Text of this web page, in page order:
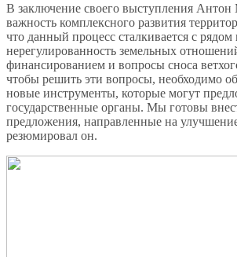
В заключение своего выступления Антон
важность комплексного развития
что данный процесс сталкивается с
нерегулированность земельных
финансированием и вопросы сноса
чтобы решить эти вопросы, необходимо
новые инструменты, которые могут
государственные органы. Мы готовы
предложения, направленные на
резюмировал он.